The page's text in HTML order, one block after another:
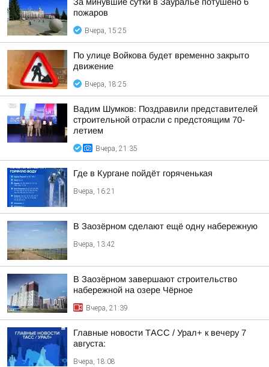
пожаров
Вчера, 15:25
По улице Войкова будет временно закрыто
движение
Вчера, 18:25
Вадим Шумков: Поздравили представителей
строительной отрасли с предстоящим 70-
летием
Вчера, 21:35
Где в Кургане пойдёт горяченькая
Вчера, 16:21
В Заозёрном сделают ещё одну набережную
Вчера, 13:42
В Заозёрном завершают строительство
набережной на озере Чёрное
Вчера, 21:39
Главные новости ТАСС / Урал+ к вечеру 7
августа:
Вчера, 18:08